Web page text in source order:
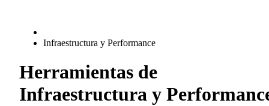
Infraestructura y Performance
Herramientas de
Infraestructura y